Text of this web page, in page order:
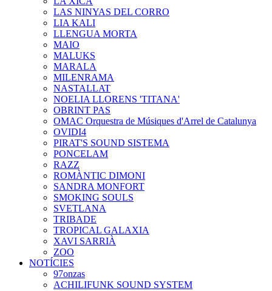
LAS NINYAS DEL CORRO
LIA KALI
LLENGUA MORTA
MAIO
MALUKS
MARALA
MILENRAMA
NASTALLAT
NOELIA LLORENS 'TITANA'
OBRINT PAS
OMAC Orquestra de Músiques d'Arrel de Catalunya
OVIDI4
PIRAT'S SOUND SISTEMA
PONCELAM
RAZZ
ROMÀNTIC DIMONI
SANDRA MONFORT
SMOKING SOULS
SVETLANA
TRIBADE
TROPICAL GALAXIA
XAVI SARRIÀ
ZOO
NOTÍCIES
97onzas
ACHILIFUNK SOUND SYSTEM